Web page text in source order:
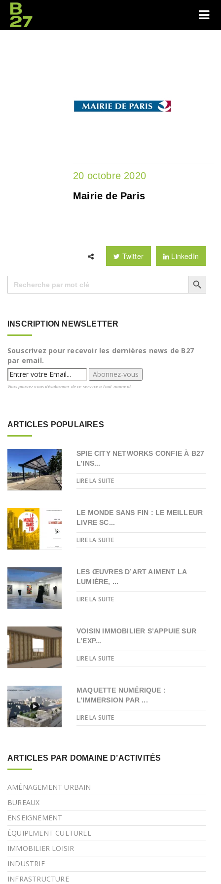
20 octobre 2020
Mairie de Paris
Twitter LinkedIn
Search
for:
Search Button
INSCRIPTION NEWSLETTER
Souscrivez pour recevoir les dernières news de B27
par email.
Vous pouvez vous désabonner de ce service à tout moment.
ARTICLES POPULAIRES
SPIE CITY NETWORKS CONFIE À B27
L’INS...
LIRE LA SUITE
LE MONDE SANS FIN : LE MEILLEUR
LIVRE SC...
LIRE LA SUITE
LES ŒUVRES D’ART AIMENT LA
LUMIÈRE, ...
LIRE LA SUITE
VOISIN IMMOBILIER S’APPUIE SUR
L’EXP...
LIRE LA SUITE
MAQUETTE NUMÉRIQUE :
L’IMMERSION PAR ...
LIRE LA SUITE
ARTICLES PAR DOMAINE D’ACTIVITÉS
AMÉNAGEMENT URBAIN
BUREAUX
ENSEIGNEMENT
ÉQUIPEMENT CULTUREL
IMMOBILIER LOISIR
INDUSTRIE
INFRASTRUCTURE